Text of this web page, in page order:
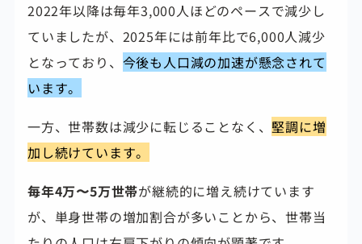
2022年以降は毎年3,000人ほどのペースで減少し
ていましたが、2025年には前年比で6,000人減少
となっており、 今後も人口減の加速が懸念されて
います。
一方、世帯数は減少に転じることなく、 堅調に増
加し続けています。
毎年4万〜5万世帯が継続的に増え続けています
が、単身世帯の増加割合が多いことから、世帯当